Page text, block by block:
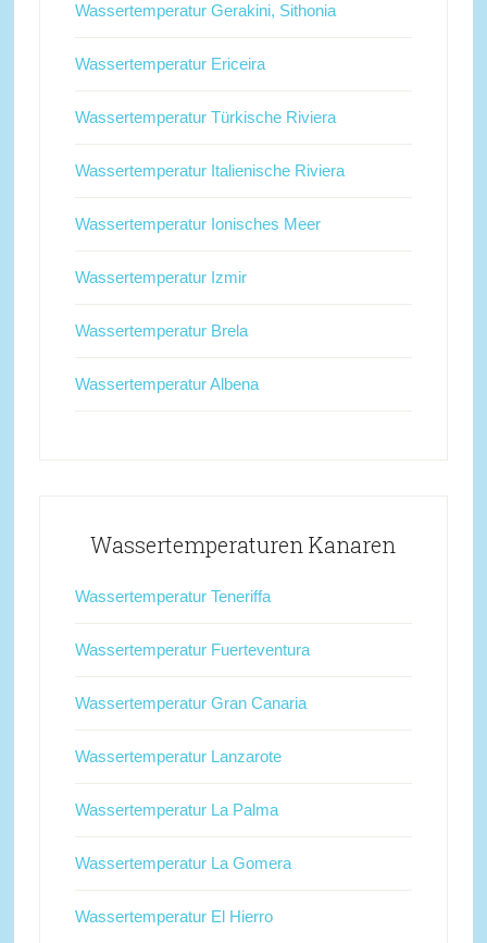
Wassertemperatur Gerakini, Sithonia
Wassertemperatur Ericeira
Wassertemperatur Türkische Riviera
Wassertemperatur Italienische Riviera
Wassertemperatur Ionisches Meer
Wassertemperatur Izmir
Wassertemperatur Brela
Wassertemperatur Albena
Wassertemperaturen Kanaren
Wassertemperatur Teneriffa
Wassertemperatur Fuerteventura
Wassertemperatur Gran Canaria
Wassertemperatur Lanzarote
Wassertemperatur La Palma
Wassertemperatur La Gomera
Wassertemperatur El Hierro